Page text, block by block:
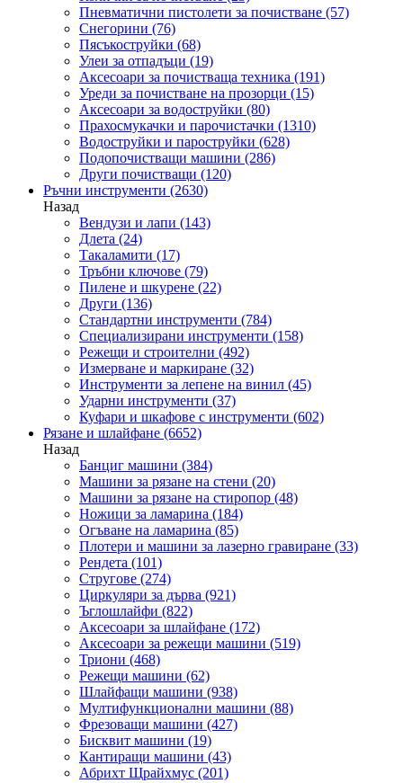
Пневматични пистолети за почистване (57)
Снегорини (76)
Пясъкоструйки (68)
Улеи за отпадъци (19)
Аксесоари за почистваща техника (191)
Уреди за почистване на прозорци (15)
Аксесоари за водоструйки (80)
Прахосмукачки и парочистачки (1310)
Водоструйки и пароструйки (628)
Подопочистващи машини (286)
Други почистващи (120)
Ръчни инструменти (2630)
Назад
Вендузи и лапи (143)
Длета (24)
Такаламити (17)
Тръбни ключове (79)
Пилене и шкурене (22)
Други (136)
Стандартни инструменти (784)
Специализирани инструменти (158)
Режещи и строителни (492)
Измерване и маркиране (32)
Инструменти за лепене на винил (45)
Ударни инструменти (37)
Куфари и шкафове с инструменти (602)
Рязане и шлайфане (6652)
Назад
Банциг машини (384)
Машини за рязане на стени (20)
Машини за рязане на стиропор (48)
Ножици за ламарина (184)
Огъване на ламарина (85)
Плотери и машини за лазерно гравиране (33)
Рендета (101)
Стругове (274)
Циркуляри за дърва (921)
Ъглошлайфи (822)
Аксесоари за шлайфане (172)
Аксесоари за режещи машини (519)
Триони (468)
Режещи машини (62)
Шлайфащи машини (938)
Мултифункционални машини (88)
Фрезоващи машини (427)
Бисквит машини (19)
Кантиращи машини (43)
Абрихт Щрайхмус (201)